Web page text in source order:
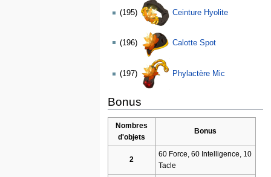
(195) Ceinture Hyolite
(196) Calotte Spot
(197) Phylactère Mic
Bonus
Nombres
d'objets
Bonus
2
60 Force, 60 Intelligence, 10
Tacle